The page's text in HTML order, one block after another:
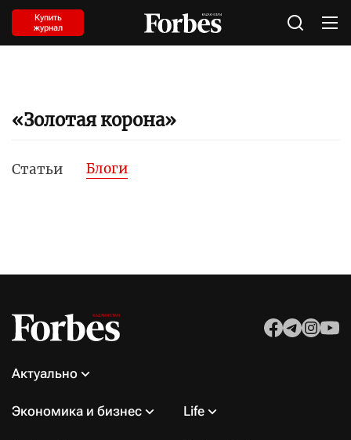
Купить
журнал
«Золотая корона»
Статьи Блоги
Актуально
Экономика и бизнес Life